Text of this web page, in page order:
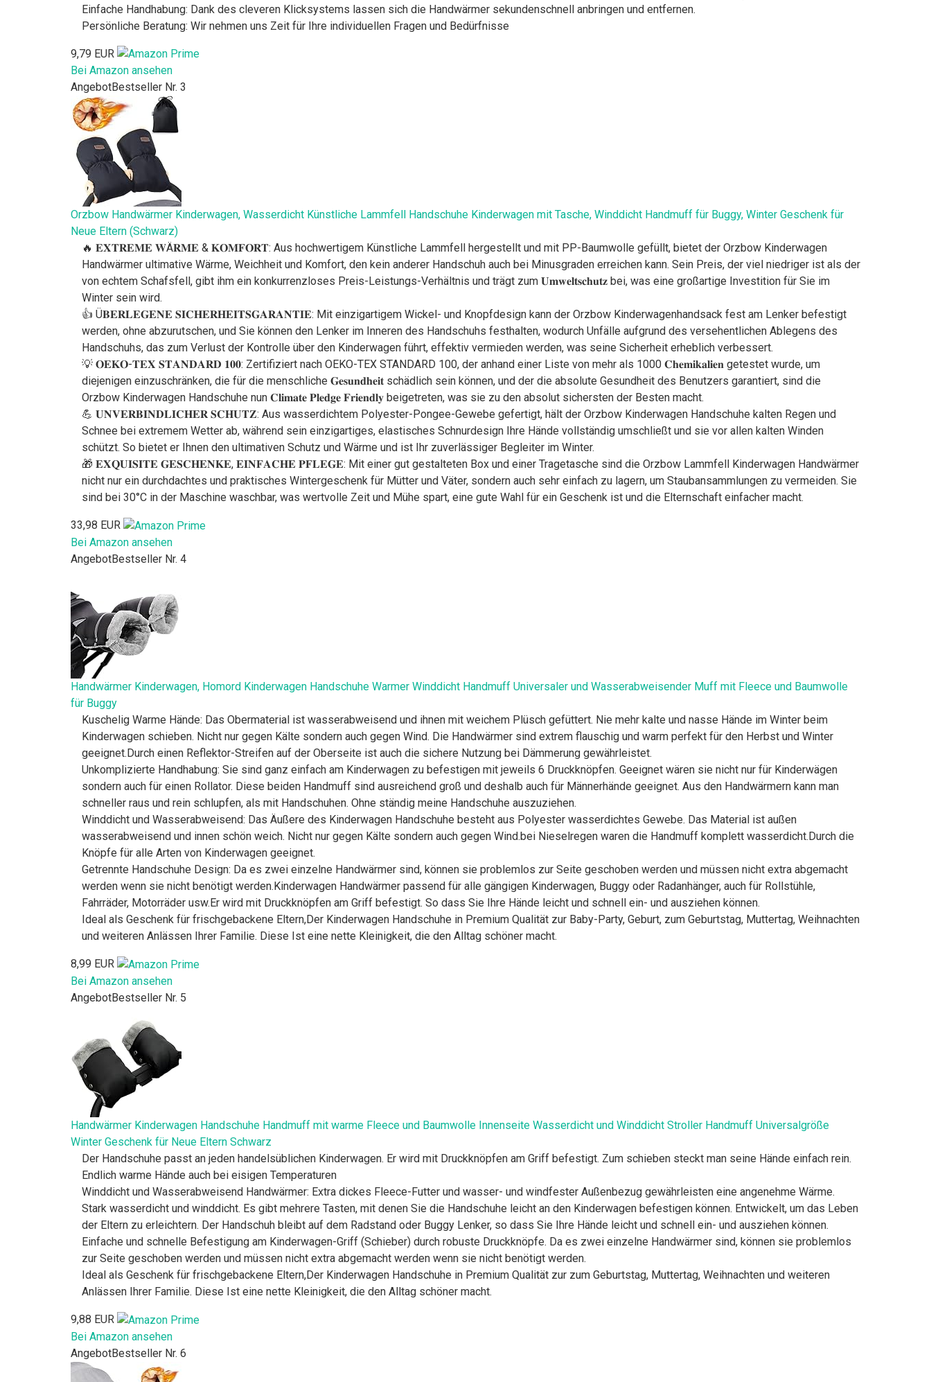
Einfache Handhabung: Dank des cleveren Klicksystems lassen sich die Handwärmer sekundenschnell anbringen und entfernen.
Persönliche Beratung: Wir nehmen uns Zeit für Ihre individuellen Fragen und Bedürfnisse
9,79 EUR
Bei Amazon ansehen
AngebotBestseller Nr. 3
Orzbow Handwärmer Kinderwagen, Wasserdicht Künstliche Lammfell Handschuhe Kinderwagen mit Tasche, Winddicht Handmuff für Buggy, Winter Geschenk für
Neue Eltern (Schwarz)
🔥 𝐄𝐗𝐓𝐑𝐄𝐌𝐄 𝐖Ä𝐑𝐌𝐄 & 𝐊𝐎𝐌𝐅𝐎𝐑𝐓: Aus hochwertigem Künstliche Lammfell hergestellt und mit PP-Baumwolle gefüllt, bietet der Orzbow Kinderwagen
Handwärmer ultimative Wärme, Weichheit und Komfort, den kein anderer Handschuh auch bei Minusgraden erreichen kann. Sein Preis, der viel niedriger ist als der
von echtem Schafsfell, gibt ihm ein konkurrenzloses Preis-Leistungs-Verhältnis und trägt zum 𝐔𝐦𝐰𝐞𝐥𝐭𝐬𝐜𝐡𝐮𝐭𝐳 bei, was eine großartige Investition für Sie im
Winter sein wird.
👍 Ü𝐁𝐄𝐑𝐋𝐄𝐆𝐄𝐍𝐄 𝐒𝐈𝐂𝐇𝐄𝐑𝐇𝐄𝐈𝐓𝐒𝐆𝐀𝐑𝐀𝐍𝐓𝐈𝐄: Mit einzigartigem Wickel- und Knopfdesign kann der Orzbow Kinderwagenhandsack fest am Lenker befestigt
werden, ohne abzurutschen, und Sie können den Lenker im Inneren des Handschuhs festhalten, wodurch Unfälle aufgrund des versehentlichen Ablegens des
Handschuhs, das zum Verlust der Kontrolle über den Kinderwagen führt, effektiv vermieden werden, was seine Sicherheit erheblich verbessert.
💡 𝐎𝐄𝐊𝐎-𝐓𝐄𝐗 𝐒𝐓𝐀𝐍𝐃𝐀𝐑𝐃 𝟏𝟎𝟎: Zertifiziert nach OEKO-TEX STANDARD 100, der anhand einer Liste von mehr als 1000 𝐂𝐡𝐞𝐦𝐢𝐤𝐚𝐥𝐢𝐞𝐧 getestet wurde, um
diejenigen einzuschränken, die für die menschliche 𝐆𝐞𝐬𝐮𝐧𝐝𝐡𝐞𝐢𝐭 schädlich sein können, und der die absolute Gesundheit des Benutzers garantiert, sind die
Orzbow Kinderwagen Handschuhe nun 𝐂𝐥𝐢𝐦𝐚𝐭𝐞 𝐏𝐥𝐞𝐝𝐠𝐞 𝐅𝐫𝐢𝐞𝐧𝐝𝐥𝐲 beigetreten, was sie zu den absolut sichersten der Besten macht.
💪 𝐔𝐍𝐕𝐄𝐑𝐁𝐈𝐍𝐃𝐋𝐈𝐂𝐇𝐄𝐑 𝐒𝐂𝐇𝐔𝐓𝐙: Aus wasserdichtem Polyester-Pongee-Gewebe gefertigt, hält der Orzbow Kinderwagen Handschuhe kalten Regen und
Schnee bei extremem Wetter ab, während sein einzigartiges, elastisches Schnurdesign Ihre Hände vollständig umschließt und sie vor allen kalten Winden
schützt. So bietet er Ihnen den ultimativen Schutz und Wärme und ist Ihr zuverlässiger Begleiter im Winter.
🎁 𝐄𝐗𝐐𝐔𝐈𝐒𝐈𝐓𝐄 𝐆𝐄𝐒𝐂𝐇𝐄𝐍𝐊𝐄, 𝐄𝐈𝐍𝐅𝐀𝐂𝐇𝐄 𝐏𝐅𝐋𝐄𝐆𝐄: Mit einer gut gestalteten Box und einer Tragetasche sind die Orzbow Lammfell Kinderwagen Handwärmer
nicht nur ein durchdachtes und praktisches Wintergeschenk für Mütter und Väter, sondern auch sehr einfach zu lagern, um Staubansammlungen zu vermeiden. Sie
sind bei 30°C in der Maschine waschbar, was wertvolle Zeit und Mühe spart, eine gute Wahl für ein Geschenk ist und die Elternschaft einfacher macht.
33,98 EUR
Bei Amazon ansehen
AngebotBestseller Nr. 4
Handwärmer Kinderwagen, Homord Kinderwagen Handschuhe Warmer Winddicht Handmuff Universaler und Wasserabweisender Muff mit Fleece und Baumwolle
für Buggy
Kuschelig Warme Hände: Das Obermaterial ist wasserabweisend und ihnen mit weichem Plüsch gefüttert. Nie mehr kalte und nasse Hände im Winter beim
Kinderwagen schieben. Nicht nur gegen Kälte sondern auch gegen Wind. Die Handwärmer sind extrem flauschig und warm perfekt für den Herbst und Winter
geeignet.Durch einen Reflektor-Streifen auf der Oberseite ist auch die sichere Nutzung bei Dämmerung gewährleistet.
Unkomplizierte Handhabung: Sie sind ganz einfach am Kinderwagen zu befestigen mit jeweils 6 Druckknöpfen. Geeignet wären sie nicht nur für Kinderwägen
sondern auch für einen Rollator. Diese beiden Handmuff sind ausreichend groß und deshalb auch für Männerhände geeignet. Aus den Handwärmern kann man
schneller raus und rein schlupfen, als mit Handschuhen. Ohne ständig meine Handschuhe auszuziehen.
Winddicht und Wasserabweisend: Das Äußere des Kinderwagen Handschuhe besteht aus Polyester wasserdichtes Gewebe. Das Material ist außen
wasserabweisend und innen schön weich. Nicht nur gegen Kälte sondern auch gegen Wind.bei Nieselregen waren die Handmuff komplett wasserdicht.Durch die
Knöpfe für alle Arten von Kinderwagen geeignet.
Getrennte Handschuhe Design: Da es zwei einzelne Handwärmer sind, können sie problemlos zur Seite geschoben werden und müssen nicht extra abgemacht
werden wenn sie nicht benötigt werden.Kinderwagen Handwärmer passend für alle gängigen Kinderwagen, Buggy oder Radanhänger, auch für Rollstühle,
Fahrräder, Motorräder usw.Er wird mit Druckknöpfen am Griff befestigt. So dass Sie Ihre Hände leicht und schnell ein- und ausziehen können.
Ideal als Geschenk für frischgebackene Eltern,Der Kinderwagen Handschuhe in Premium Qualität zur Baby-Party, Geburt, zum Geburtstag, Muttertag, Weihnachten
und weiteren Anlässen Ihrer Familie. Diese Ist eine nette Kleinigkeit, die den Alltag schöner macht.
8,99 EUR
Bei Amazon ansehen
AngebotBestseller Nr. 5
Handwärmer Kinderwagen Handschuhe Handmuff mit warme Fleece und Baumwolle Innenseite Wasserdicht und Winddicht Stroller Handmuff Universalgröße
Winter Geschenk für Neue Eltern Schwarz
Der Handschuhe passt an jeden handelsüblichen Kinderwagen. Er wird mit Druckknöpfen am Griff befestigt. Zum schieben steckt man seine Hände einfach rein.
Endlich warme Hände auch bei eisigen Temperaturen
Winddicht und Wasserabweisend Handwärmer: Extra dickes Fleece-Futter und wasser- und windfester Außenbezug gewährleisten eine angenehme Wärme.
Stark wasserdicht und winddicht. Es gibt mehrere Tasten, mit denen Sie die Handschuhe leicht an den Kinderwagen befestigen können. Entwickelt, um das Leben
der Eltern zu erleichtern. Der Handschuh bleibt auf dem Radstand oder Buggy Lenker, so dass Sie Ihre Hände leicht und schnell ein- und ausziehen können.
Einfache und schnelle Befestigung am Kinderwagen-Griff (Schieber) durch robuste Druckknöpfe. Da es zwei einzelne Handwärmer sind, können sie problemlos
zur Seite geschoben werden und müssen nicht extra abgemacht werden wenn sie nicht benötigt werden.
Ideal als Geschenk für frischgebackene Eltern,Der Kinderwagen Handschuhe in Premium Qualität zur zum Geburtstag, Muttertag, Weihnachten und weiteren
Anlässen Ihrer Familie. Diese Ist eine nette Kleinigkeit, die den Alltag schöner macht.
9,88 EUR
Bei Amazon ansehen
AngebotBestseller Nr. 6